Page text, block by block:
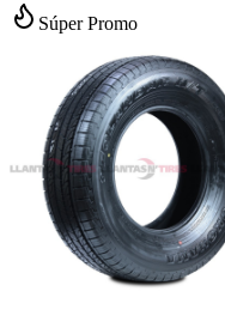
Súper Promo